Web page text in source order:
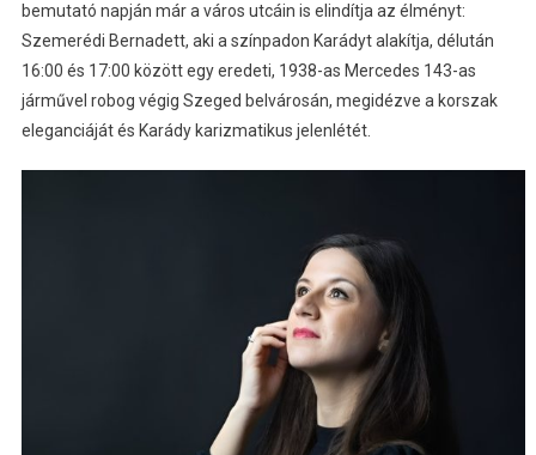
bemutató napján már a város utcáin is elindítja az élményt:
Szemerédi Bernadett, aki a színpadon Karádyt alakítja, délután
16:00 és 17:00 között egy eredeti, 1938-as Mercedes 143-as
járművel robog végig Szeged belvárosán, megidézve a korszak
eleganciáját és Karády karizmatikus jelenlétét.